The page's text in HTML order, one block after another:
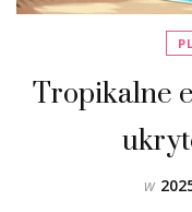
Tropikalne
w